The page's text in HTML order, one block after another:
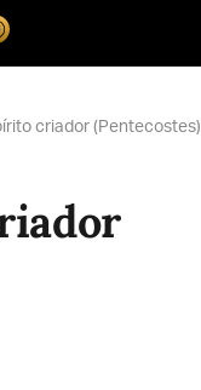
criador (Pentecostes)